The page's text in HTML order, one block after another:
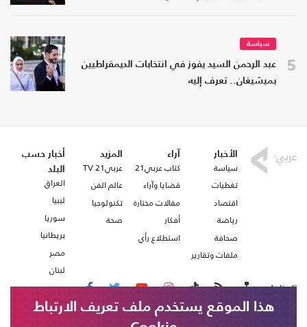
5
سياسة
عبد الرحمن السيد يفوز في انتخابات الديمقراطيين
بميشيغان.. تعرف إليه
الأخبار
سياسة
تغطيات
اقتصاد
رياضة
صحافة
ملفات وتقارير
آراء
كتاب عربي21
قضايا وآراء
مقالات مختارة
أفكار
استطلاع رأي
المزيد
عربي21 TV
عالم الفن
تكنولوجيا
صحة
أخبار حسب
البلد
العراق
ليبيا
سوريا
بريطانيا
مصر
لبنان
تابعنا على
هذا الموقع يستخدم ملف تعريف الارتباط